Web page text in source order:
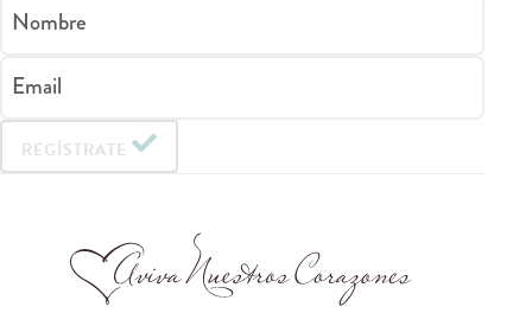
Nombre
Email
REGÍSTRATE